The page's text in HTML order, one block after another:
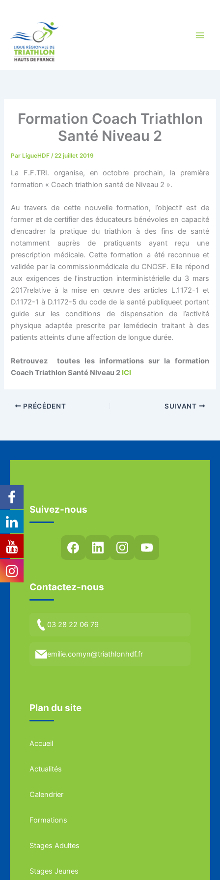
Formation Coach Triathlon
Santé Niveau 2
ParLigueHDF /22 juillet 2019
La F.F.TRI. organise, en octobre prochain, la première
formation « Coach triathlon santé de Niveau 2 ».
Au travers de cette nouvelle formation, l’objectif est de
former et de certifier des éducateurs bénévoles en capacité
d’encadrer la pratique du triathlon à des fins de santé
notamment auprès de pratiquants ayant reçu une
prescription médicale. Cette formation a été reconnue et
validée par la commissionmédicale du CNOSF. Elle répond
aux exigences de l’instruction interministérielle du 3 mars
2017relative à la mise en œuvre des articles L.1172-1 et
D.1172-1 à D.1172-5 du code de la santé publiqueet portant
guide sur les conditions de dispensation de l’activité
physique adaptée prescrite par lemédecin traitant à des
patients atteints d’une affection de longue durée.
Retrouvez toutes les informations sur la formation
Coach Triathlon Santé Niveau 2 ICI
PRÉCÉDENT SUIVANT
Suivez-nous
Contactez-nous
03 28 22 06 79
emilie.comyn@triathlonhdf.fr
Plan du site
Accueil
Actualités
Calendrier
Formations
Stages Adultes
Stages Jeunes